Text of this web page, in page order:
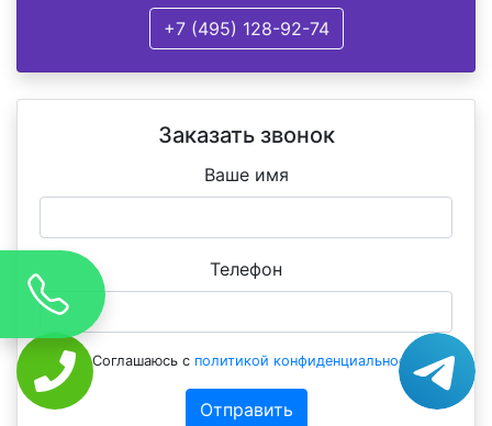
+7 (495) 128-92-74
Заказать звонок
Ваше имя
Телефон
Соглашаюсь с политикой конфиденциальности
Отправить